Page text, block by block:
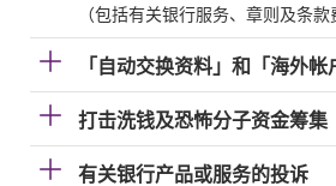
（包括有关银行服务、章则及条款
「自动交换资料」和「海外帐
打击洗钱及恐怖分子资金筹集
有关银行产品或服务的投诉